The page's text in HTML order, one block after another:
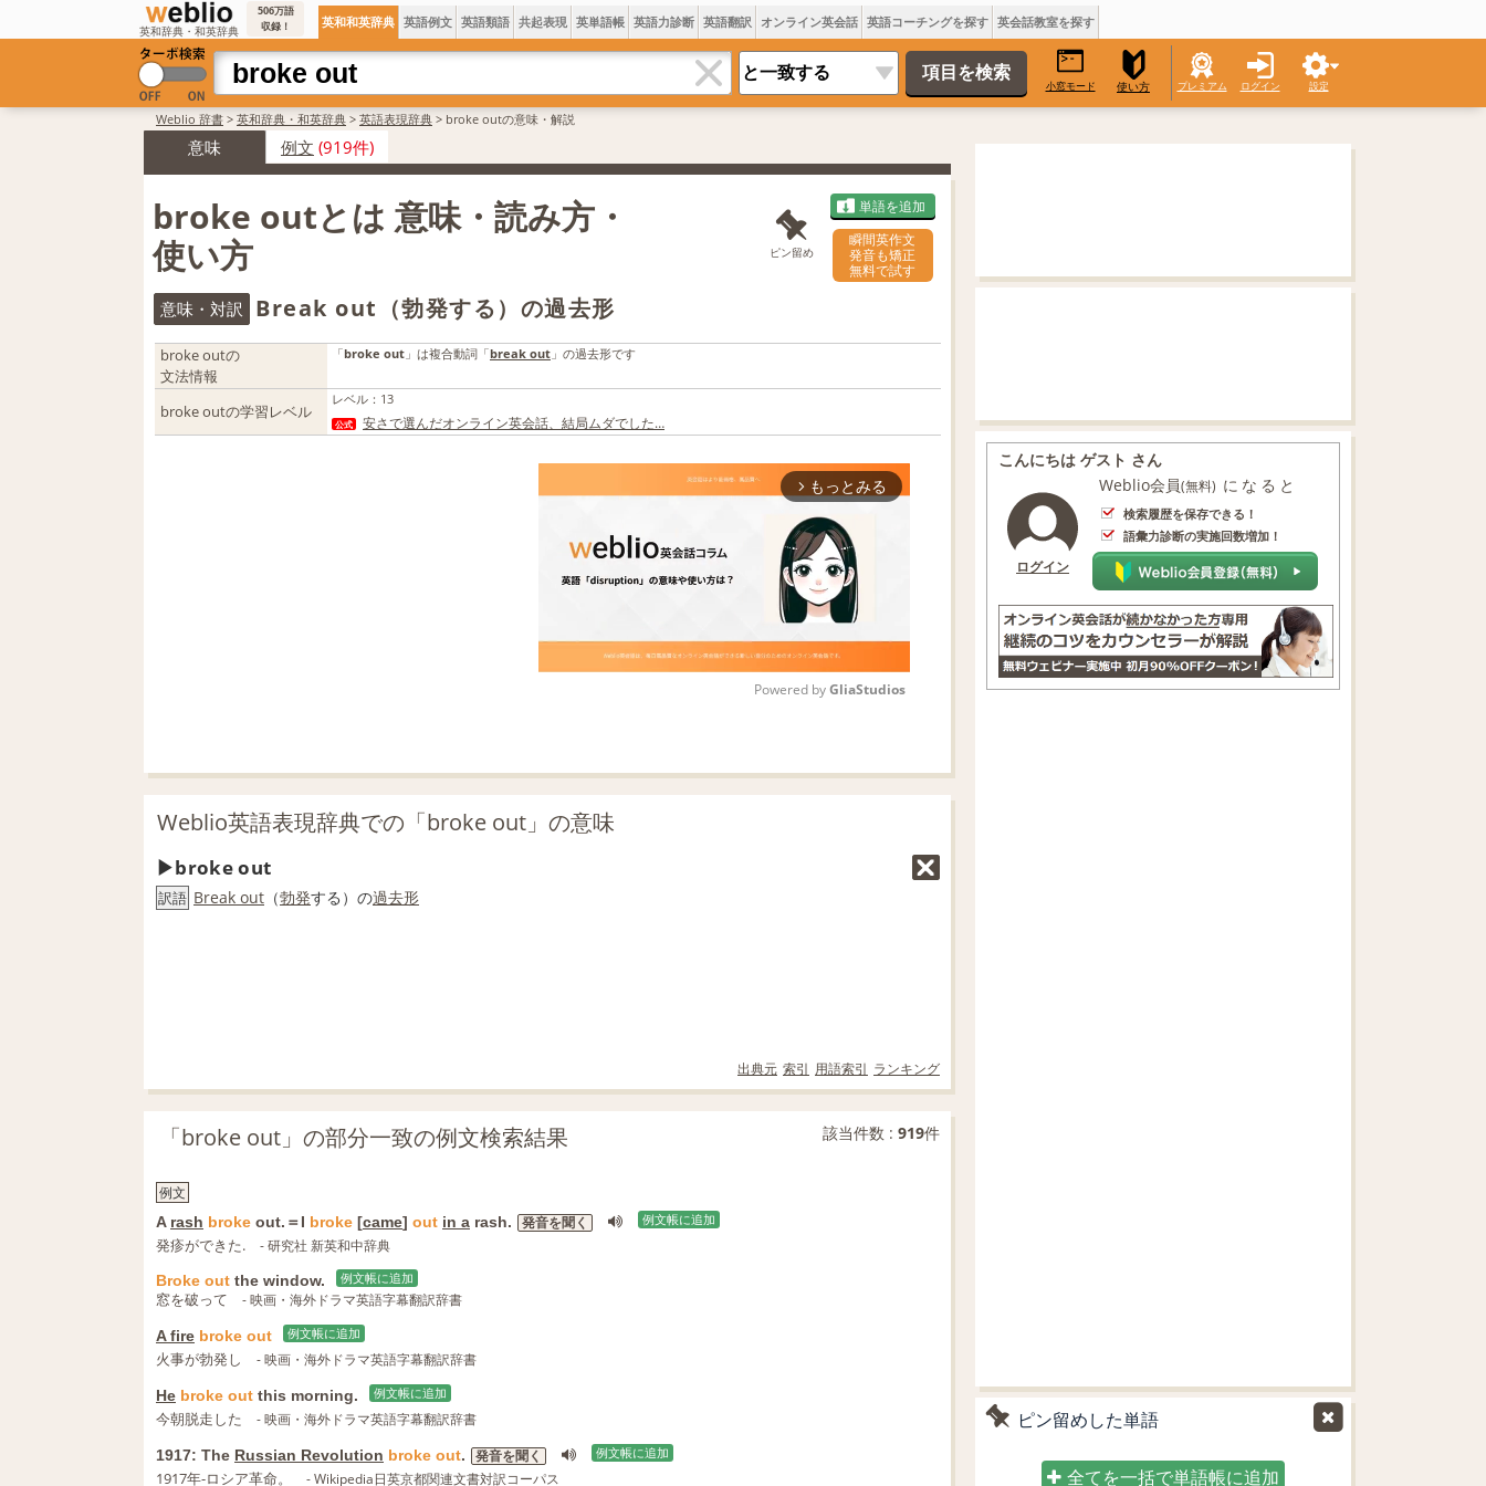
英和辞典・和英辞典
506万語
収録！
英和和英辞典 英語例文 英語類語 共起表現 英単語帳 英語力診断 英語翻訳 オンライン英会話 英語コーチングを探す 英会話教室を探す
小窓モード 使い方 プレミアム ログイン 設定
Weblio 辞書 > 英和辞典・和英辞典 > 英語表現辞典 > broke outの意味・解説
意味 例文 (919件)
broke outとは 意味・読み方・
使い方
ピン留め
単語を追加
瞬間英作文
発音も矯正
無料で試す
意味・対訳 Break out（勃発する）の過去形
broke outの
文法情報
「broke out 」は複合動詞「break out 」の過去形です
broke outの学習レベル
レベル ： 13
公式 安さで選んだオンライン英会話、結局ムダでした…
arrow_forward_ios もっとみる
Powered by GliaStudios
Weblio英語表現辞典での「broke out」の意味
broke out
訳語 Break out （勃発する）の過去形
出典元 索引 用語索引 ランキング
「broke out」の部分一致の例文検索結果 該当件数 : 919件
例文
A rash broke out.＝I broke [came] out in a rash. 発音を聞く 例文帳に追加
発疹ができた. - 研究社 新英和中辞典
Broke out the window. 例文帳に追加
窓を破って - 映画・海外ドラマ英語字幕翻訳辞書
A fire broke out 例文帳に追加
火事が勃発し - 映画・海外ドラマ英語字幕翻訳辞書
He broke out this morning. 例文帳に追加
今朝脱走した - 映画・海外ドラマ英語字幕翻訳辞書
1917: The Russian Revolution broke out. 発音を聞く 例文帳に追加
1917年-ロシア革命。 - Wikipedia日英京都関連文書対訳コーパス
こんにちは ゲスト さん
ログイン
Weblio会員(無料) になると
検索履歴を保存できる！
語彙力診断の実施回数増加！
ピン留めした単語
全てを一括で単語帳に追加